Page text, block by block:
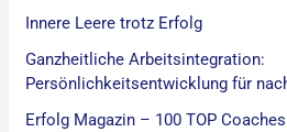
Innere Leere trotz Erfolg
Ganzheitliche Arbeitsintegration:
Persönlichkeitsentwicklung für
Erfolg Magazin – 100 TOP